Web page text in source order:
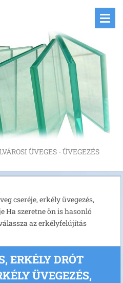
ÜVEGES - ÜVEGEZÉS
cseréje, erkély üvegezés,
Ha szeretne ön is hasonló
az erkélyfelújítás
ERKÉLY DRÓT
ÜVEGEZÉS,